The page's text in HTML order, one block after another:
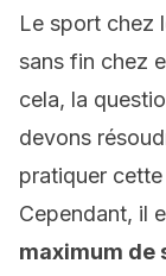
Le sport chez
sans fin chez
cela, la
devons
pratiquer
Cependant, il
maximum de